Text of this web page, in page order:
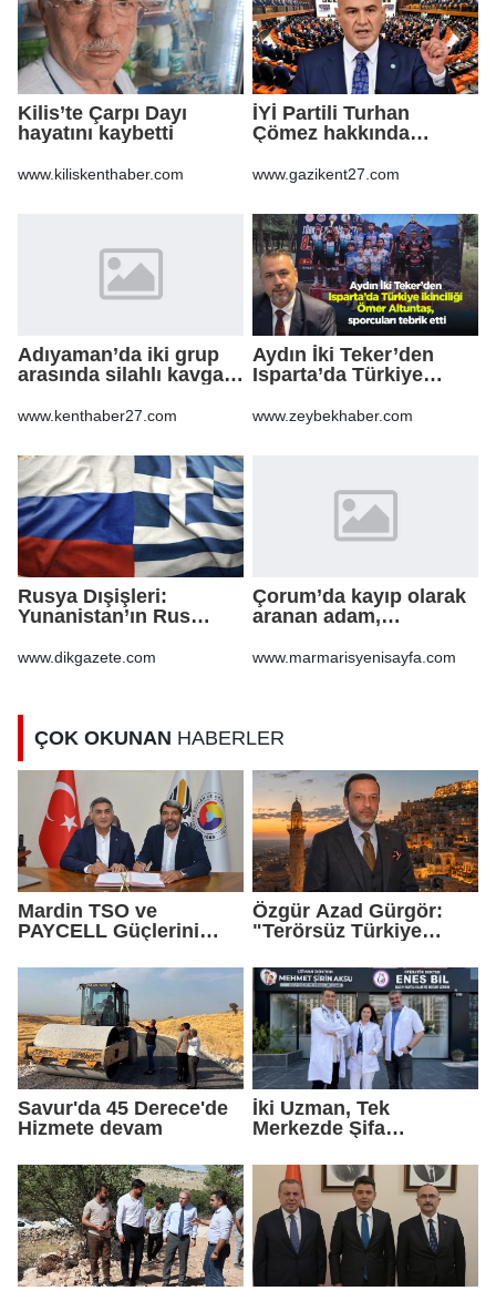
Kilis’te Çarpı Dayı
hayatını kaybetti
www.kiliskenthaber.com
İYİ Partili Turhan
Çömez hakkında
www.gazikent27.com
Adıyaman’da iki grup
arasında silahlı kavga:
www.kenthaber27.com
Aydın İki Teker’den
Isparta’da Türkiye
Altuntaş, sporcuları
www.zeybekhaber.com
Rusya Dışişleri:
Yunanistan’ın Rus
ekonomiye pahalıya
www.dikgazete.com
Çorum’da kayıp olarak
aranan adam,
otomobilinin altında ölü
www.marmarisyenisayfa.com
ÇOK OKUNAN HABERLER
Mardin TSO ve
PAYCELL Güçlerini
Özgür Azad Gürgör:
"Terörsüz Türkiye
Turizmi İçin Yeni Bir
Dönemin Başlangıcıdır"
Savur'da 45 Derece'de
Hizmete devam
İki Uzman, Tek
Merkezde Şifa